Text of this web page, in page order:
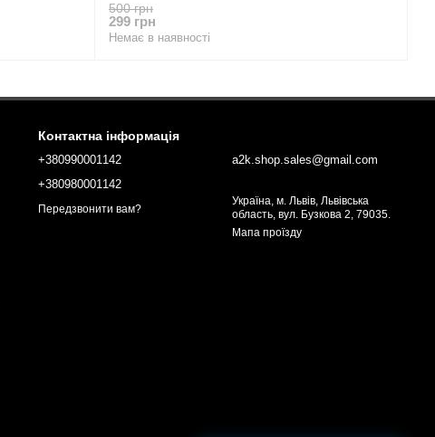
500 грн
299 грн
Немає в наявності
Контактна інформація
+380990001142
+380980001142
Передзвонити вам?
a2k.shop.sales@gmail.com
Україна, м. Львів, Львівська
область, вул. Бузкова 2, 79035.
Мапа проїзду